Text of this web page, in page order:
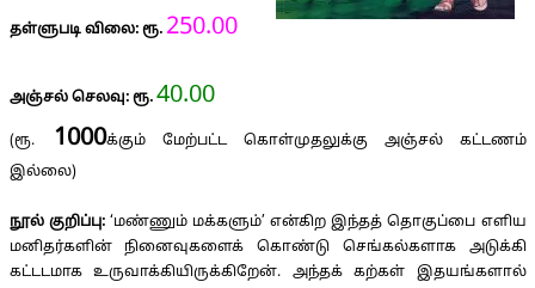
தள்ளுபடி விலை: ரூ. 250.00
அஞ்சல் செலவு: ரூ. 40.00
(ரூ. 1000க்கும் மேற்பட்ட கொள்முதலுக்கு அஞ்சல் கட்டணம்
இல்லை)
நூல் குறிப்பு: ‘மண்ணும் மக்களும்’ என்கிற இந்தத் தொகுப்பை எளிய
மனிதர்களின் நினைவுகளைக் கொண்டு செங்கல்களாக அடுக்கி
கட்டடமாக உருவாக்கியிருக்கிறேன். அந்தக் கற்கள் இதயங்களால்